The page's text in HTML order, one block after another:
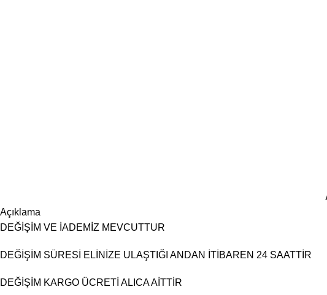
Açıklama
DEĞİŞİM VE İADEMİZ MEVCUTTUR
DEĞİŞİM SÜRESİ ELİNİZE ULAŞTIĞI ANDAN İTİBAREN 24 SAATTİR
DEĞİŞİM KARGO ÜCRETİ ALICA AİTTİR